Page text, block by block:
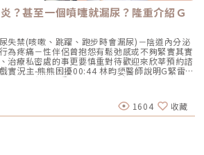
瞼肌：醫師會將內部的提眼瞼肌摺起或割除，
眼皮下垂的效果。通常會與雙眼皮手術同步進
匿在雙眼皮摺痕內，適合眼瞼下垂嚴重者，甚至
於重新雕塑眼部輪廓。各項提眼瞼肌手術&費用
的美麗故事或對各項療程有其他疑慮，歡迎隨時
？甚至一個噴嚏就漏尿？隆重介紹Ｇ
失禁(咳嗽、跳躍、跑步時會漏尿)－陰道內分泌
為疼痛－性伴侶曾抱怨有鬆弛感或不夠緊實其實
治療私密處的事更要慎重對待歡迎來欣莘預約諮
實況主-熊熊困擾00:44 林昀嬃醫師說明G緊雷射
雷射的真實感受01:31 熊熊分享術後2週心得💻
小編詢問 ⬇️真人諮詢｜
官網資訊｜https://www.newstardr.com/臉書
newstardrIG看案例｜
newstar.fashion.beauty/緊緻抗老 林昀嬃
1604 收藏